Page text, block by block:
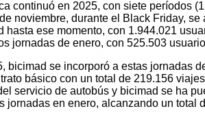
continuó en 2025, con siete períodos
noviembre, durante el Black Friday,
hasta ese momento, con 1.944.021
jornadas de enero, con 525.503
bicimad se incorporó a estas jornadas
básico con un total de 219.156
servicio de autobús y bicimad se ha
jornadas en enero, alcanzando un total